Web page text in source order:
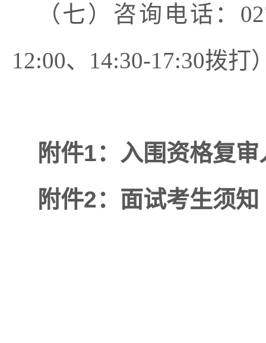
（七）咨询电话：
12:00、14:30-17:30拨打
附件1：入围资格复
附件2：面试考生须知